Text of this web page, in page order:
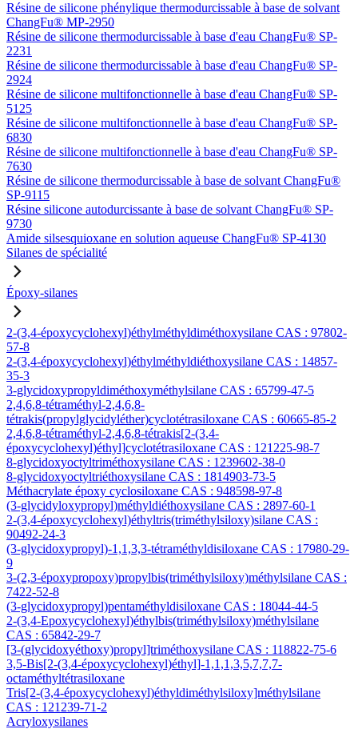
Résine de silicone phénylique thermodurcissable à base de solvant
ChangFu® MP-2950
Résine de silicone thermodurcissable à base d'eau ChangFu® SP-
2231
Résine de silicone thermodurcissable à base d'eau ChangFu® SP-
2924
Résine de silicone multifonctionnelle à base d'eau ChangFu® SP-
5125
Résine de silicone multifonctionnelle à base d'eau ChangFu® SP-
6830
Résine de silicone multifonctionnelle à base d'eau ChangFu® SP-
7630
Résine de silicone thermodurcissable à base de solvant ChangFu®
SP-9115
Résine silicone autodurcissante à base de solvant ChangFu® SP-
9730
Amide silsesquioxane en solution aqueuse ChangFu® SP-4130
Silanes de spécialité
Époxy-silanes
2-(3,4-époxycyclohexyl)éthylméthyldiméthoxysilane CAS : 97802-
57-8
2-(3,4-époxycyclohexyl)éthylméthyldiéthoxysilane CAS : 14857-
35-3
3-glycidoxypropyldiméthoxyméthylsilane CAS : 65799-47-5
2,4,6,8-tétraméthyl-2,4,6,8-
tétrakis(propylglycidyléther)cyclotétrasiloxane CAS : 60665-85-2
2,4,6,8-tétraméthyl-2,4,6,8-tétrakis[2-(3,4-
époxycyclohexyl)éthyl]cyclotétrasiloxane CAS : 121225-98-7
8-glycidoxyoctyltriméthoxysilane CAS : 1239602-38-0
8-glycidoxyoctyltriéthoxysilane CAS : 1814903-73-5
Méthacrylate époxy cyclosiloxane CAS : 948598-97-8
(3-glycidyloxypropyl)méthyldiéthoxysilane CAS : 2897-60-1
2-(3,4-époxycyclohexyl)éthyltris(triméthylsiloxy)silane CAS :
90492-24-3
(3-glycidoxypropyl)-1,1,3,3-tétraméthyldisiloxane CAS : 17980-29-
9
3-(2,3-époxypropoxy)propylbis(triméthylsiloxy)méthylsilane CAS :
7422-52-8
(3-glycidoxypropyl)pentaméthyldisiloxane CAS : 18044-44-5
2-(3,4-Epoxycyclohexyl)éthylbis(triméthylsiloxy)méthylsilane
CAS : 65842-29-7
[3-(glycidoxyéthoxy)propyl]triméthoxysilane CAS : 118822-75-6
3,5-Bis[2-(3,4-époxycyclohexyl)éthyl]-1,1,1,3,5,7,7,7-
octaméthyltétrasiloxane
Tris[2-(3,4-époxycyclohexyl)éthyldiméthylsiloxy]méthylsilane
CAS : 121239-71-2
Acryloxysilanes